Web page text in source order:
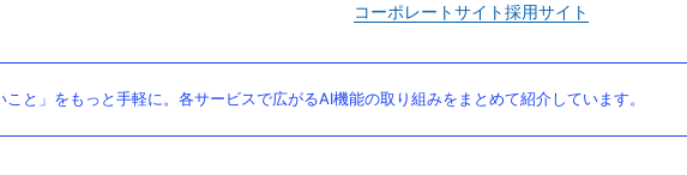
コーポレートサイト採用サイト
こと」をもっと手軽に。各サービスで広がるAI機能の取り組みをまとめて紹介しています。